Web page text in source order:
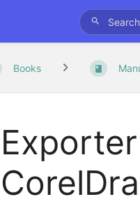
Books